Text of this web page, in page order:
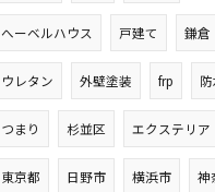
へーベルハウス 戸建て 鎌倉
ウレタン 外壁塗装 frp
つまり 杉並区 エクステリア
東京都 日野市 横浜市 神